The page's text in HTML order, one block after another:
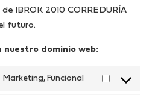
IBROK 2010 CORREDURÍA
futuro.
nuestro dominio web:
Marketing, Funcional
Consent